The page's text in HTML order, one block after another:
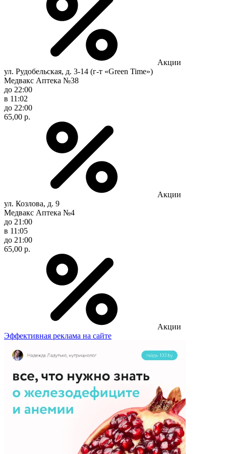
Акции
ул. Рудобельская, д. 3-14 (г-т «Green Time»)
Медвакс Аптека №38
до 22:00
в 11:02
до 22:00
65,00 р.
Акции
ул. Козлова, д. 9
Медвакс Аптека №4
до 21:00
в 11:05
до 21:00
65,00 р.
Акции
Эффективная реклама на сайте